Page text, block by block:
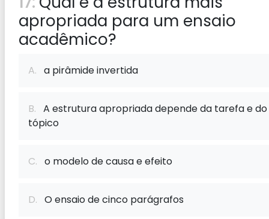
apropriada para um ensaio
acadêmico?
A. a pirâmide invertida
B. A estrutura apropriada depende da tarefa e do
tópico
C. o modelo de causa e efeito
D. O ensaio de cinco parágrafos